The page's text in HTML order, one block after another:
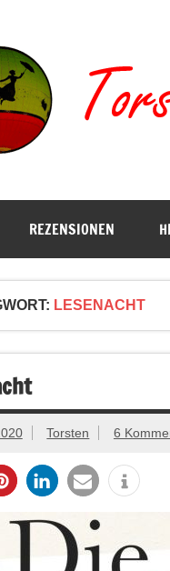
REZENSIONEN
LESENACHT
Torsten 6